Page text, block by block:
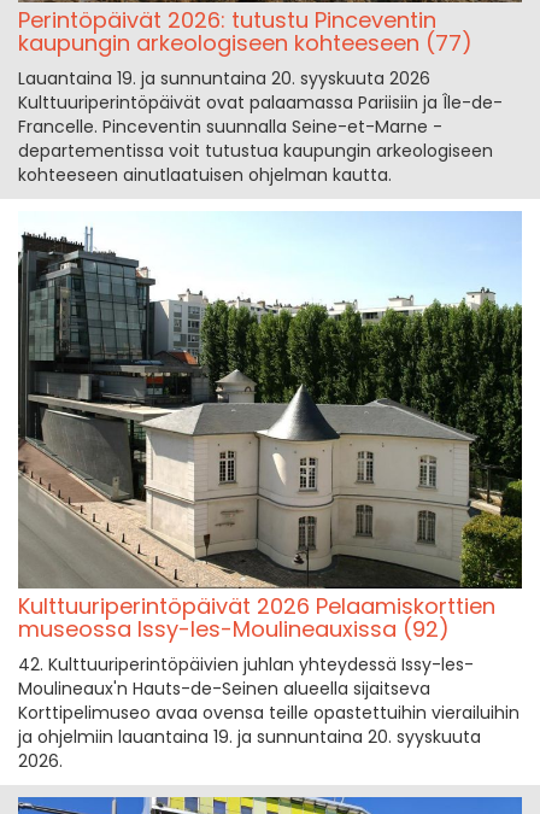
Perintöpäivät 2026: tutustu Pinceventin
kaupungin arkeologiseen kohteeseen (77)
Lauantaina 19. ja sunnuntaina 20. syyskuuta 2026
Kulttuuriperintöpäivät ovat palaamassa Pariisiin ja Île-de-
Francelle. Pinceventin suunnalla Seine-et-Marne -
departementissa voit tutustua kaupungin arkeologiseen
kohteeseen ainutlaatuisen ohjelman kautta.
Kulttuuriperintöpäivät 2026 Pelaamiskorttien
museossa Issy-les-Moulineauxissa (92)
42. Kulttuuriperintöpäivien juhlan yhteydessä Issy-les-
Moulineaux'n Hauts-de-Seinen alueella sijaitseva
Korttipelimuseo avaa ovensa teille opastettuihin vierailuihin
ja ohjelmiin lauantaina 19. ja sunnuntaina 20. syyskuuta
2026.